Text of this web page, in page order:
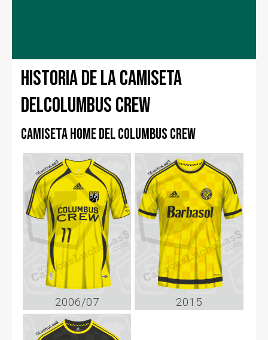
Historia de la camiseta
delColumbus Crew
Camiseta home del Columbus Crew
2006/07 2015